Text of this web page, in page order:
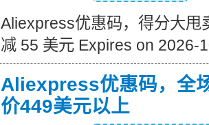
Aliexpress优惠码，得分大甩
减 55 美元 Expires on 2026-
Aliexpress优惠码，全
价449美元以上